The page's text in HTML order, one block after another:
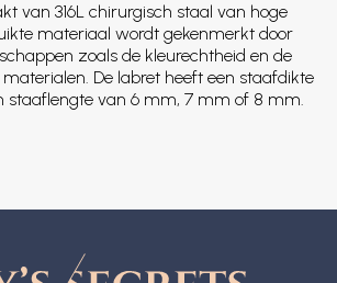
van 316L chirurgisch staal van hoge
materiaal wordt gekenmerkt door
zoals de kleurechtheid en de
De labret heeft een staafdikte
staaflengte van 6 mm, 7 mm of 8 mm.